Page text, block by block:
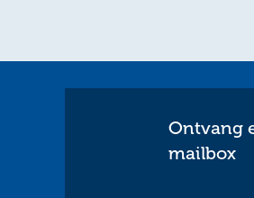
Ontvang
mailbox